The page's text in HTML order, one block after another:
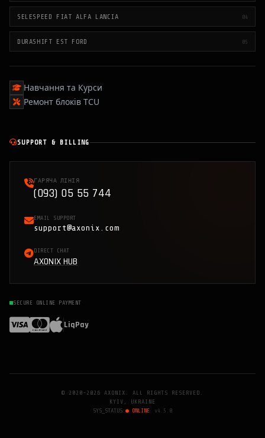
SELESPEED FIAT ALFA LANCIA 04
DURASHIFT EST FORD 05
Навчання та Курси
Ремонт блоків TCU
SUPPORT & BILLING
ГАРЯЧА ЛІНІЯ
(093) 05 55 744
EMAIL SUPPORT
support@axonix.com
DIRECT CHAT
AXONIX HUB
SECURE ONLINE PAYMENT
LiqPay
© 2020-2026 AXONIX. ALL RIGHTS RESERVED.
KYIV, UKRAINE
SYS_STATUS:● ONLINE v4.5.0